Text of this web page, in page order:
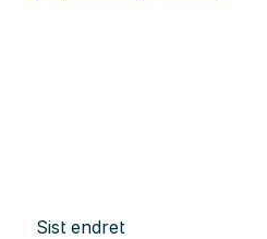
Sist endret